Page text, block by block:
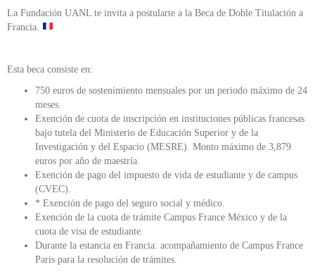
La Fundación UANL te invita a postularte a la Beca de Doble Titulación a
Francia.
Esta beca consiste en:
750 euros de sostenimiento mensuales por un periodo máximo de 24
meses.
Exención de cuota de inscripción en instituciones públicas francesas
bajo tutela del Ministerio de Educación Superior y de la
Investigación y del Espacio (MESRE). Monto máximo de 3,879
euros por año de maestría.
Exención de pago del impuesto de vida de estudiante y de campus
(CVEC).
* Exención de pago del seguro social y médico.
Exención de la cuota de trámite Campus France México y de la
cuota de visa de estudiante.
Durante la estancia en Francia: acompañamiento de Campus France
Paris para la resolución de trámites.